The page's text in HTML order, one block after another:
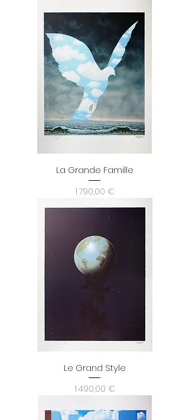
La Grande Famille
Prix
1 790,00 €
Le Grand Style
Prix
1 490,00 €